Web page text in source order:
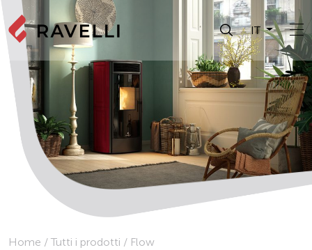
IT
Home / Tutti i prodotti / Flow